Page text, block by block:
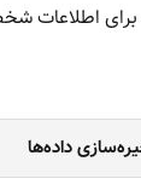
داده‌ها